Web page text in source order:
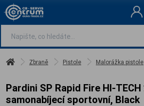
Zbraně Pistole Malorážka pistole
Pardini SP Rapid Fire HI-TECH 22LR, pistole
samonabíjecí sportovní, Black